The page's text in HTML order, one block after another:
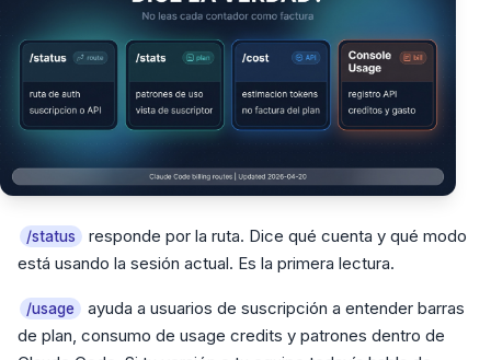
/status
responde por la ruta. Dice qué cuenta y qué modo
está usando la sesión actual. Es la primera lectura.
/usage
ayuda a usuarios de suscripción a entender barras
de plan, consumo de usage credits y patrones dentro de